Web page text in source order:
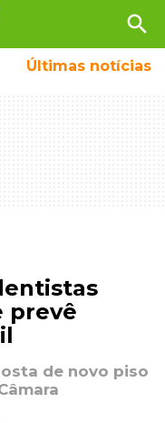
search
Últimas notícias
prevê
de novo piso